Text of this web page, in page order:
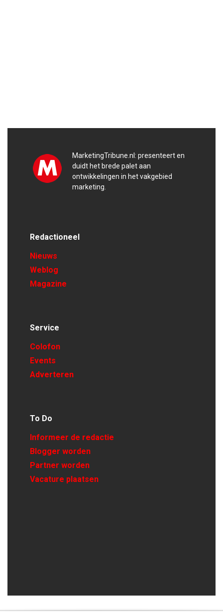
MarketingTribune.nl: presenteert en
duidt het brede palet aan
ontwikkelingen in het vakgebied
marketing.
Redactioneel
Nieuws
Weblog
Magazine
Service
Colofon
Events
Adverteren
To Do
Informeer de redactie
Blogger worden
Partner worden
Vacature plaatsen